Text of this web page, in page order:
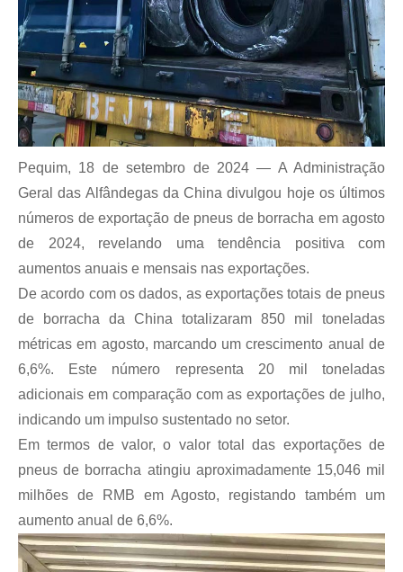
Pequim, 18 de setembro de 2024 — A Administração
Geral das Alfândegas da China divulgou hoje os últimos
números de exportação de pneus de borracha em agosto
de 2024, revelando uma tendência positiva com
aumentos anuais e mensais nas exportações.
De acordo com os dados, as exportações totais de pneus
de borracha da China totalizaram 850 mil toneladas
métricas em agosto, marcando um crescimento anual de
6,6%. Este número representa 20 mil toneladas
adicionais em comparação com as exportações de julho,
indicando um impulso sustentado no setor.
Em termos de valor, o valor total das exportações de
pneus de borracha atingiu aproximadamente 15,046 mil
milhões de RMB em Agosto, registando também um
aumento anual de 6,6%.